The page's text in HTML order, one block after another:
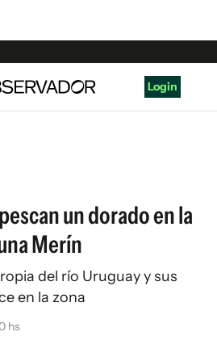
Login
un dorado en la
Merín
del río Uruguay y sus
en la zona
hs